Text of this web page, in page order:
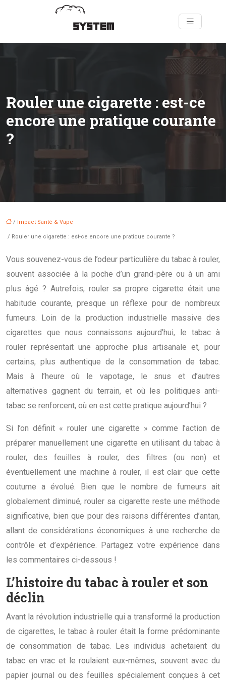
Rouler une cigarette : est-ce
encore une pratique courante
?
/ Impact Santé & Vape
/ Rouler une cigarette : est-ce encore une pratique courante ?
Vous souvenez-vous de l’odeur particulière du tabac à rouler,
souvent associée à la poche d’un grand-père ou à un ami
plus âgé ? Autrefois, rouler sa propre cigarette était une
habitude courante, presque un réflexe pour de nombreux
fumeurs. Loin de la production industrielle massive des
cigarettes que nous connaissons aujourd’hui, le tabac à
rouler représentait une approche plus artisanale et, pour
certains, plus authentique de la consommation de tabac.
Mais à l’heure où le vapotage, le snus et d’autres
alternatives gagnent du terrain, et où les politiques anti-
tabac se renforcent, où en est cette pratique aujourd’hui ?
Si l’on définit « rouler une cigarette » comme l’action de
préparer manuellement une cigarette en utilisant du tabac à
rouler, des feuilles à rouler, des filtres (ou non) et
éventuellement une machine à rouler, il est clair que cette
coutume a évolué. Bien que le nombre de fumeurs ait
globalement diminué, rouler sa cigarette reste une méthode
significative, bien que pour des raisons différentes d’antan,
allant de considérations économiques à une recherche de
contrôle et d’expérience. Partagez votre expérience dans
les commentaires ci-dessous !
L’histoire du tabac à rouler et son
déclin
Avant la révolution industrielle qui a transformé la production
de cigarettes, le tabac à rouler était la forme prédominante
de consommation de tabac. Les individus achetaient du
tabac en vrac et le roulaient eux-mêmes, souvent avec du
papier journal ou des feuilles spécialement conçues à cet